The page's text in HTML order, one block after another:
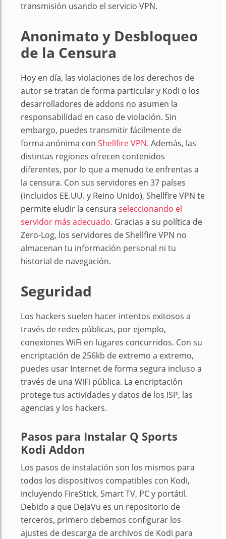
transmisión usando el servicio VPN.
Anonimato y Desbloqueo
de la Censura
Hoy en día, las violaciones de los derechos de
autor se tratan de forma particular y Kodi o los
desarrolladores de addons no asumen la
responsabilidad en caso de violación. Sin
embargo, puedes transmitir fácilmente de
forma anónima con Shellfire VPN. Además, las
distintas regiones ofrecen contenidos
diferentes, por lo que a menudo te enfrentas a
la censura. Con sus servidores en 37 países
(incluidos EE.UU. y Reino Unido), Shellfire VPN te
permite eludir la censura seleccionando el
servidor más adecuado. Gracias a su política de
Zero-Log, los servidores de Shellfire VPN no
almacenan tu información personal ni tu
historial de navegación.
Seguridad
Los hackers suelen hacer intentos exitosos a
través de redes públicas, por ejemplo,
conexiones WiFi en lugares concurridos. Con su
encriptación de 256kb de extremo a extremo,
puedes usar Internet de forma segura incluso a
través de una WiFi pública. La encriptación
protege tus actividades y datos de los ISP, las
agencias y los hackers.
Pasos para Instalar Q Sports
Kodi Addon
Los pasos de instalación son los mismos para
todos los dispositivos compatibles con Kodi,
incluyendo FireStick, Smart TV, PC y portátil.
Debido a que DeJaVu es un repositorio de
terceros, primero debemos configurar los
ajustes de descarga de archivos de Kodi para